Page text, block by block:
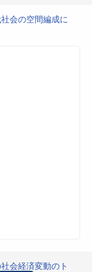
会の空間編成に
会経済変動のト